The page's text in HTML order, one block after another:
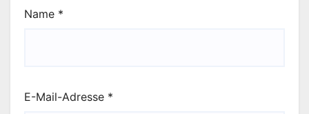
Name *
E-Mail-Adresse *